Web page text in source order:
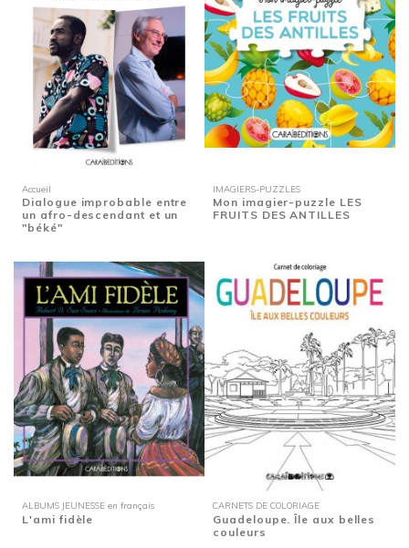
Accueil
Dialogue improbable entre
un afro-descendant et un
"béké"
IMAGIERS-PUZZLES
Mon imagier-puzzle LES
FRUITS DES ANTILLES
ALBUMS JEUNESSE en français
L'ami fidèle
CARNETS DE COLORIAGE
Guadeloupe. Île aux belles
couleurs